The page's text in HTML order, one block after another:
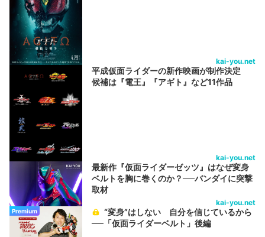
kai-you.net
平成仮面ライダーの新作映画が制作決定
候補は『電王』『アギト』など11作品
kai-you.net
最新作『仮面ライダーゼッツ』はなぜ変身
ベルトを胸に巻くのか？──バンダイに突撃
取材
kai-you.net
Premium
“変身”はしない 自分を信じているから
──「仮面ライダーベルト」後編